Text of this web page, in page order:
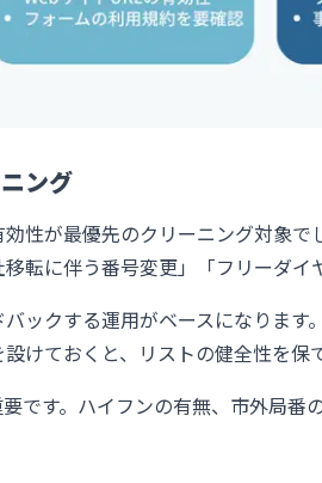
ング
性が最優先のクリーニング対象
転に伴う番号変更」「フリーダイ
ックする運用がベースになりま
けておくと、リストの健全性を保て
です。ハイフンの有無、市外局